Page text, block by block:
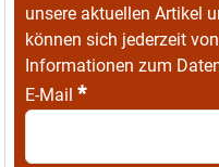
unsere aktuellen Artikel
können sich jederzeit
Informationen zum
E-Mail *